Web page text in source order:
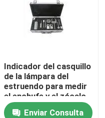
Indicador del casquillo
de la lámpara del
estruendo para medir
el enchufe y el zócalo
estándar alemanes
Enviar Consulta